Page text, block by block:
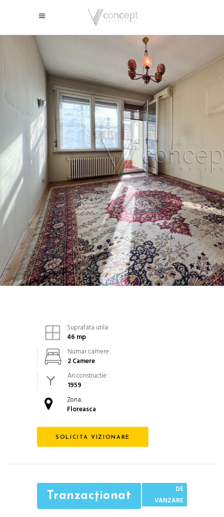
Suprafata utila:
46 mp
Numar camere:
2 Camere
An constructie:
1959
Zona:
Floreasca
SOLICITA VIZIONARE
Tranzacționat
DE
VANZARE